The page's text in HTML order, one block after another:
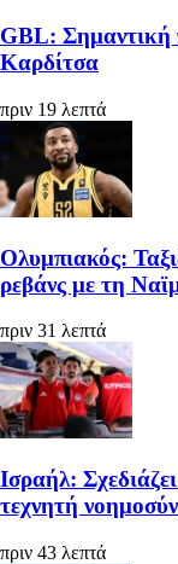
GBL: Σημαντική
Καρδίτσα
πριν 19 λεπτά
Ολυμπιακός:
ρεβάνς με τη
πριν 31 λεπτά
Ισραήλ:
τεχνητή
πριν 43 λεπτά